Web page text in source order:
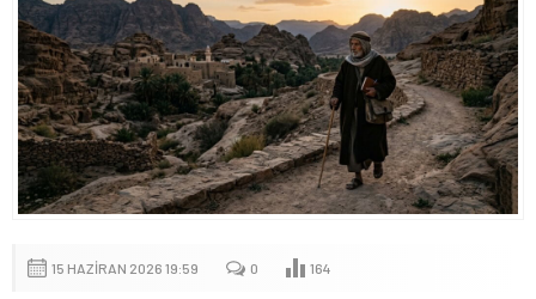
BAHÇEDEKİ YABANCI
BİR ÇİÇEĞİ KOPARMAK BU KADAR KOLAYSA…
15 HAZIRAN 2026 19:59 0 164